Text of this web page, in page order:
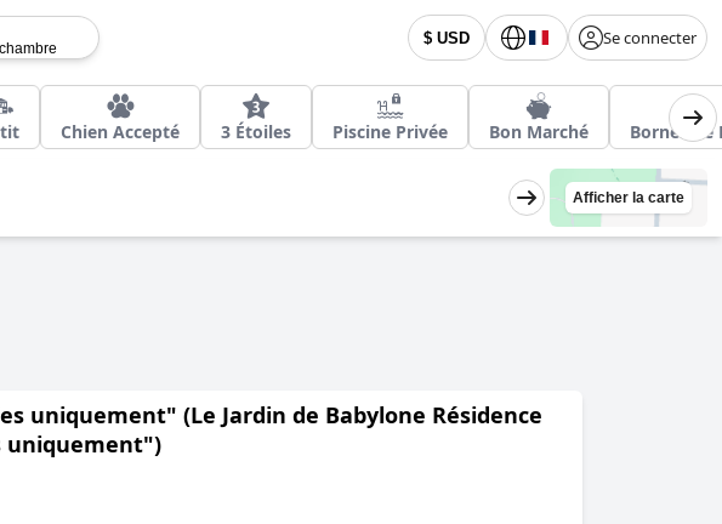
$ USD Se connecter
Chien Accepté 3 Étoiles Piscine Privée Bon Marché Bornes de
Afficher la carte
uniquement" (Le Jardin de Babylone Résidence
uniquement")